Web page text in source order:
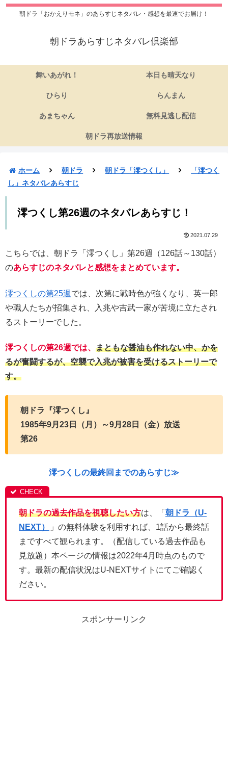
朝ドラ「おかえりモネ」のあらすじネタバレ・感想を最速でお届け！
朝ドラあらすじネタバレ倶楽部
舞いあがれ！ 本日も晴天なり
ひらり らんまん
あまちゃん 無料見逃し配信
朝ドラ再放送情報
ホーム 朝ドラ 朝ドラ「澪つくし」
「澪つく
し」ネタバレあらすじ
澪つくし第26週のネタバレあらすじ！
2021.07.29
こちらでは、朝ドラ「澪つくし」第26週（126話～130話）
のあらすじのネタバレと感想をまとめています。
澪つくしの第25週 では、次第に戦時色が強くなり、英一郎
や職人たちが招集され、入兆や吉武一家が苦境に立たされ
るストーリーでした。
澪つくしの第26週では、 まともな醤油も作れない中、かを
るが奮闘するが、空襲で入兆が被害を受けるストーリーで
す。
朝ドラ『澪つくし』
1985年9月23日（月）～9月28日（金）放送
第26
澪つくしの最終回までのあらすじ≫
朝ドラの過去作品を視聴したい方は、「 朝ドラ（U-
NEXT）
」の無料体験を利用すれば、1話から最終話
まですべて観られます。（配信している過去作品も
見放題）本ページの情報は2022年4月時点のもので
す。最新の配信状況はU-NEXTサイトにてご確認く
ださい。
スポンサーリンク